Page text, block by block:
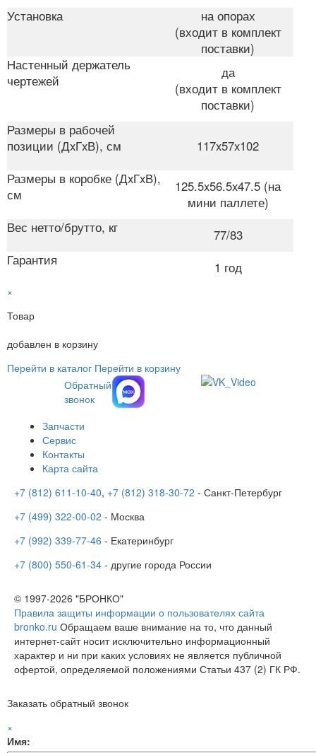
Установка
на опорах
(входит в комплект
поставки)
Настенный держатель
чертежей
да
(входит в комплект
поставки)
Размеры в рабочей
позиции (ДxГxВ), см
117x57x102
Размеры в коробке (ДxГxВ),
см
125.5x56.5x47.5 (на
мини паллете)
Вес нетто/брутто, кг
77/83
Гарантия
1 год
×
Товар
добавлен в корзину
Перейти в каталог Перейти в корзину
Обратный
звонок
Запчасти
Сервис
Контакты
Карта сайта
+7 (812) 611-10-40, +7 (812) 318-30-72 - Санкт-Петербург
+7 (499) 322-00-02 - Москва
+7 (992) 339-77-46 - Екатеринбург
+7 (800) 550-61-34 - другие города России
© 1997-2026 "БРОНКО"
Правила защиты информации о пользователях сайта
bronko.ru Обращаем ваше внимание на то, что данный
интернет-сайт носит исключительно информационный
характер и ни при каких условиях не является публичной
офертой, определяемой положениями Статьи 437 (2) ГК РФ.
Заказать обратный звонок
×
Имя: